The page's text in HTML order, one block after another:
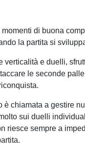
di buona
la partita si
verticalità e duelli,
le seconde
è chiamata a gestire
sui duelli
riesce sempre a